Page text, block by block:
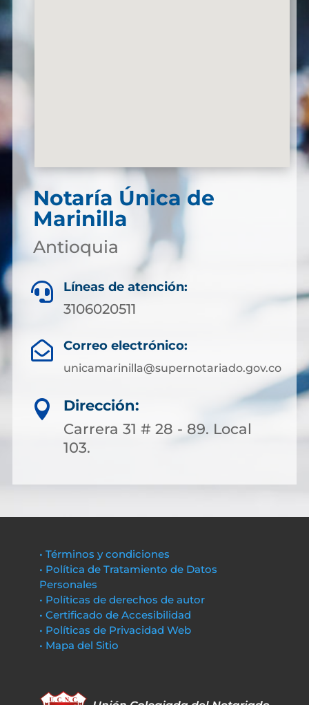
Notaría Única de
Marinilla
Antioquia
 Líneas de atención:
3106020511
 Correo electrónico:
unicamarinilla@supernotariado.gov.co

Dirección:
Carrera 31 # 28 - 89. Local
103.
• Términos y condiciones
• Política de Tratamiento de Datos
Personales
• Políticas de derechos de autor
• Certificado de Accesibilidad
• Políticas de Privacidad Web
• Mapa del Sitio